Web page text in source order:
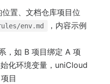
置、文档仓库项目位
env.md
，内容示例
，如 B 项目绑定 A 项
化环境变量，uniCloud
目